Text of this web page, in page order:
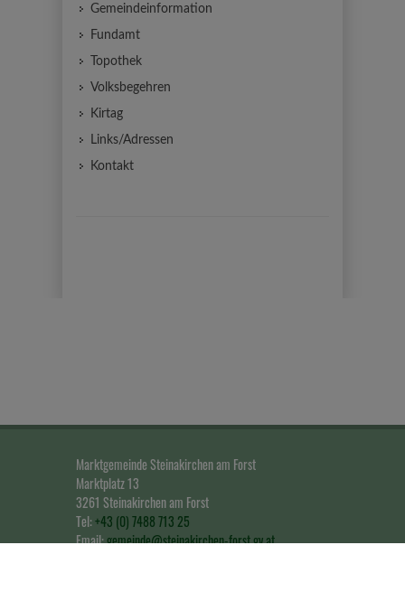
Gemeindeinformation
Fundamt
Topothek
Volksbegehren
Kirtag
Links/Adressen
Kontakt
Marktgemeinde Steinakirchen am Forst
Marktplatz 13
3261 Steinakirchen am Forst
Tel:+43 (0) 7488 713 25
Email:gemeinde@steinakirchen-forst.gv.at